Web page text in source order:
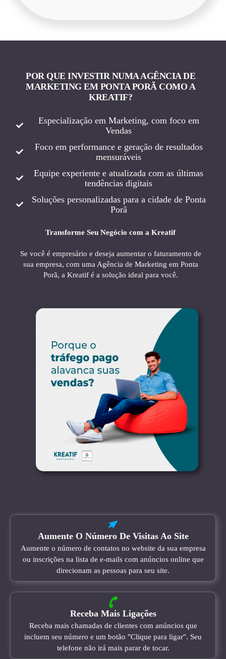
POR QUE INVESTIR NUMA AGÊNCIA DE
MARKETING EM PONTA PORÃ COMO A
KREATIF?
Especialização em Marketing, com foco em
Vendas
Foco em performance e geração de resultados
mensuráveis
Equipe experiente e atualizada com as últimas
tendências digitais
Soluções personalizadas para a cidade de Ponta
Porã
Transforme Seu Negócio com a Kreatif
Se você é empresário e deseja aumentar o faturamento de
sua empresa, com uma Agência de Marketing em Ponta
Porã, a Kreatif é a solução ideal para você.
Aumente O Número De Visitas Ao Site
Aumente o número de contatos no website da sua empresa
ou inscrições na lista de e-mails com anúncios online que
direcionam as pessoas para seu site.
Receba Mais Ligações
Receba mais chamadas de clientes com anúncios que
incluem seu número e um botão "Clique para ligar". Seu
telefone não irá mais parar de tocar.